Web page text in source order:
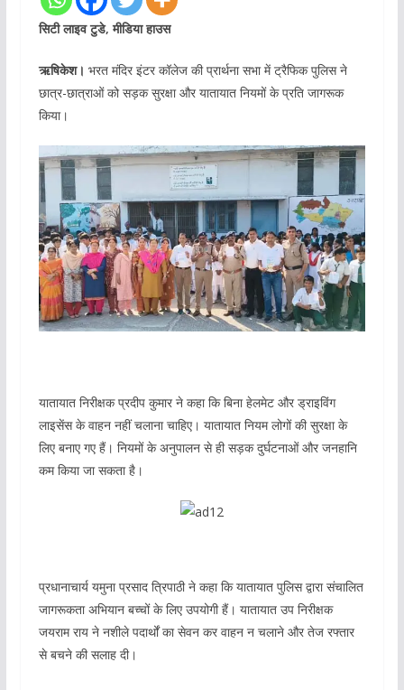
सिटी लाइव टुडे, मीडिया हाउस
ऋषिकेश। भरत मंदिर इंटर कॉलेज की प्रार्थना सभा में ट्रैफिक पुलिस ने
छात्र-छात्राओं को सड़क सुरक्षा और यातायात नियमों के प्रति जागरूक
किया।
यातायात निरीक्षक प्रदीप कुमार ने कहा कि बिना हेलमेट और ड्राइविंग
लाइसेंस के वाहन नहीं चलाना चाहिए। यातायात नियम लोगों की सुरक्षा के
लिए बनाए गए हैं। नियमों के अनुपालन से ही सड़क दुर्घटनाओं और जनहानि
कम किया जा सकता है।
प्रधानाचार्य यमुना प्रसाद त्रिपाठी ने कहा कि यातायात पुलिस द्वारा संचालित
जागरूकता अभियान बच्चों के लिए उपयोगी हैं। यातायात उप निरीक्षक
जयराम राय ने नशीले पदार्थों का सेवन कर वाहन न चलाने और तेज रफ्तार
से बचने की सलाह दी।